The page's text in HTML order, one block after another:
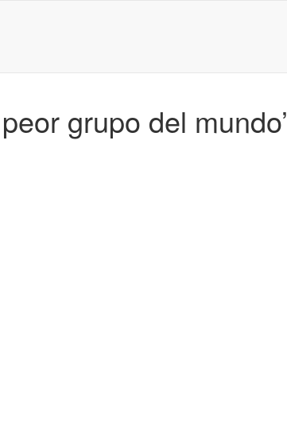
grupo del mundo’